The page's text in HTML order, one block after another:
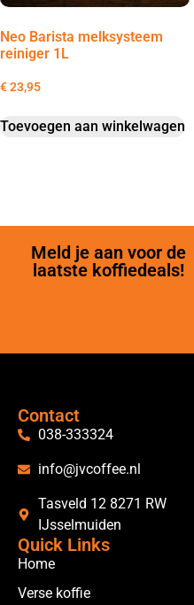
Neo Barista melksysteem
reiniger 1L
€23,95
Toevoegen aan winkelwagen
Meld je aan voor de
laatste koffiedeals!
Contact
038-333324
info@jvcoffee.nl
Tasveld 12 8271 RW
IJsselmuiden
Quick Links
Home
Verse koffie